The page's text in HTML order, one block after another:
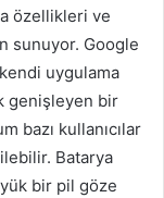
özellikleri ve
sunuyor. Google
uygulama
genişleyen bir
bazı kullanıcılar
Batarya
bir pil göze